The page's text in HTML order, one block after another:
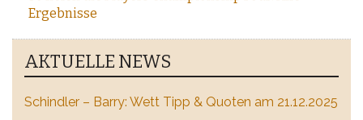
Ergebnisse
AKTUELLE NEWS
Schindler – Barry: Wett Tipp & Quoten am 21.12.2025